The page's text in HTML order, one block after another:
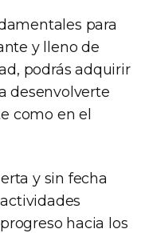
para
y lleno de
podrás adquirir
desenvolverte
como en el
y sin fecha
hacia los